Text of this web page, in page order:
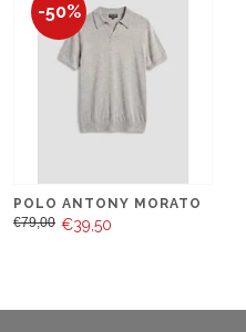
-50%
POLO ANTONY MORATO
€79,00 €39,50